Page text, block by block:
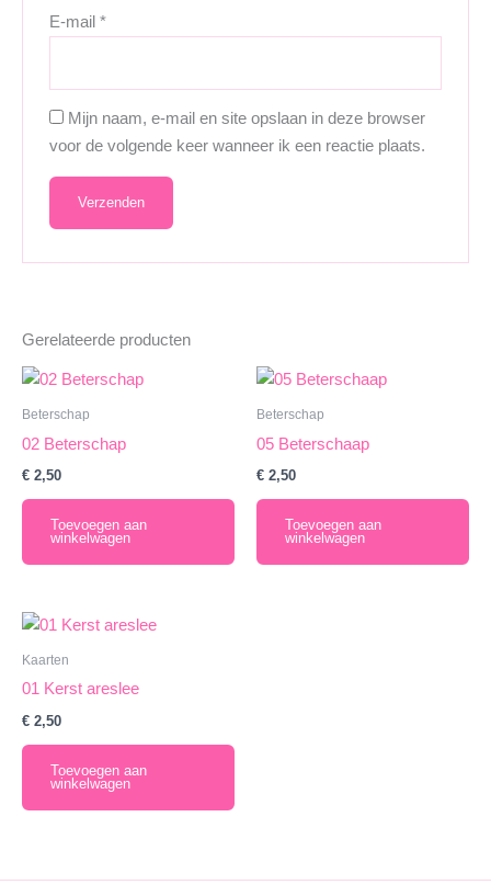
E-mail*
Mijn naam, e-mail en site opslaan in deze browser
voor de volgende keer wanneer ik een reactie plaats.
Gerelateerde producten
Beterschap
02 Beterschap
€ 2,50
Toevoegen aan
winkelwagen
Beterschap
05 Beterschaap
€ 2,50
Toevoegen aan
winkelwagen
Kaarten
01 Kerst areslee
€ 2,50
Toevoegen aan
winkelwagen